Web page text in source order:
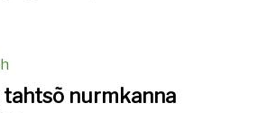
tahtsõ nurmkanna